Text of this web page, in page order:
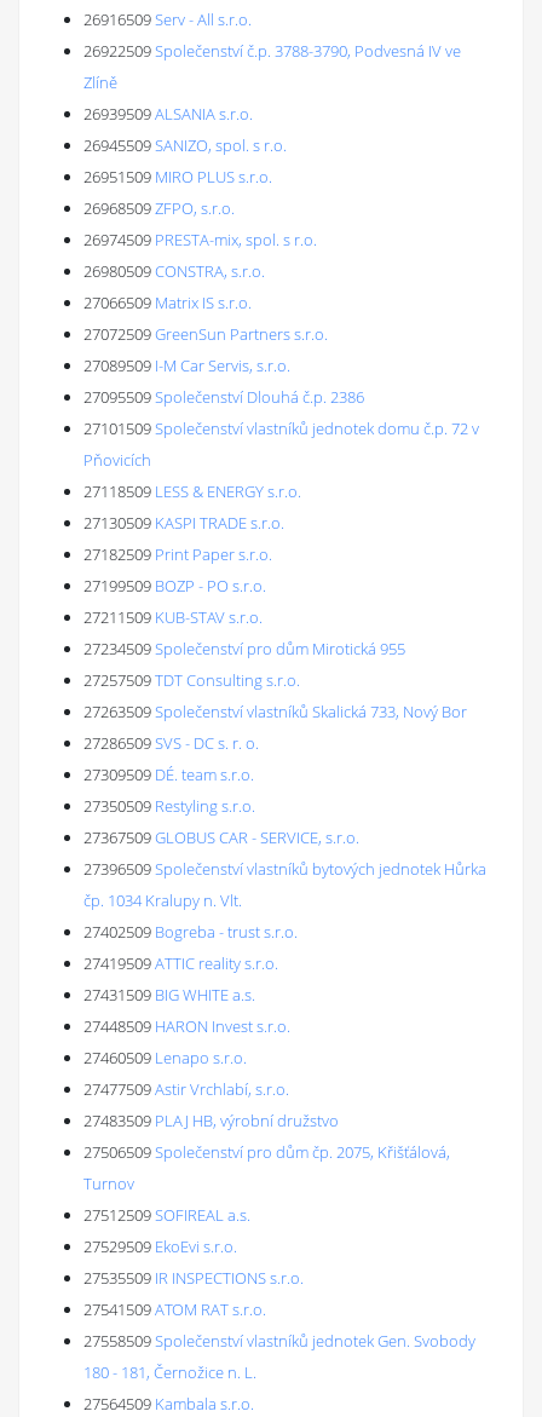
26916509Serv - All s.r.o.
26922509Společenství č.p. 3788-3790, Podvesná IV ve
Zlíně
26939509ALSANIA s.r.o.
26945509SANIZO, spol. s r.o.
26951509 MIRO PLUS s.r.o.
26968509ZFPO, s.r.o.
26974509 PRESTA-mix, spol. s r.o.
26980509CONSTRA, s.r.o.
27066509 Matrix IS s.r.o.
27072509GreenSun Partners s.r.o.
27089509 I-M Car Servis, s.r.o.
27095509Společenství Dlouhá č.p. 2386
27101509Společenství vlastníků jednotek domu č.p. 72 v
Pňovicích
27118509 LESS & ENERGY s.r.o.
27130509 KASPI TRADE s.r.o.
27182509 Print Paper s.r.o.
27199509 BOZP - PO s.r.o.
27211509 KUB-STAV s.r.o.
27234509Společenství pro dům Mirotická 955
27257509TDT Consulting s.r.o.
27263509Společenství vlastníků Skalická 733, Nový Bor
27286509SVS - DC s. r. o.
27309509 DÉ. team s.r.o.
27350509 Restyling s.r.o.
27367509GLOBUS CAR - SERVICE, s.r.o.
27396509Společenství vlastníků bytových jednotek Hůrka
čp. 1034 Kralupy n. Vlt.
27402509 Bogreba - trust s.r.o.
27419509ATTIC reality s.r.o.
27431509 BIG WHITE a.s.
27448509 HARON Invest s.r.o.
27460509 Lenapo s.r.o.
27477509Astir Vrchlabí, s.r.o.
27483509 PLAJ HB, výrobní družstvo
27506509Společenství pro dům čp. 2075, Křišťálová,
Turnov
27512509SOFIREAL a.s.
27529509 EkoEvi s.r.o.
27535509 IR INSPECTIONS s.r.o.
27541509ATOM RAT s.r.o.
27558509Společenství vlastníků jednotek Gen. Svobody
180 - 181, Černožice n. L.
27564509 Kambala s.r.o.